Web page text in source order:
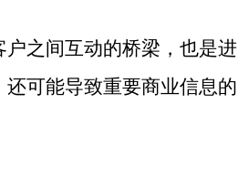
之间互动的桥梁，也是进
可能导致重要商业信息的